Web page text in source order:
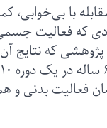
با بی‌خوابی،
فعالیت جسمی
که نتایج
و مدت زمان فعالیت‌